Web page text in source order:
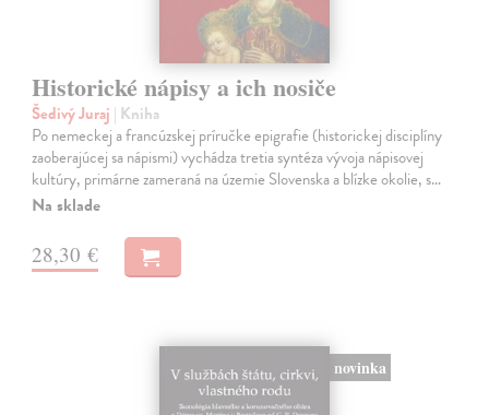
Historické nápisy a ich nosiče
Šedivý Juraj | Kniha
Po nemeckej a francúzskej príručke epigrafie (historickej disciplíny
zaoberajúcej sa nápismi) vychádza tretia syntéza vývoja nápisovej
kultúry, primárne zameraná na územie Slovenska a blízke okolie, s…
Na sklade
28,30 €
novinka